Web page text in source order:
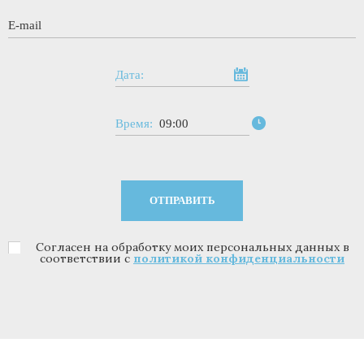
E-mail
Дата:
Время: 09:00
Политика конфиденциальности*
Согласен на обработку моих персональных данных в
соответствии с политикой конфиденциальности